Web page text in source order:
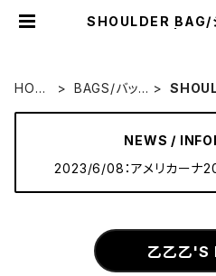
SHOULDER BAG/
HOM
BAGS/バッ
NEWS /
2023/6/08：アメリカーナ
乙乙乙'S